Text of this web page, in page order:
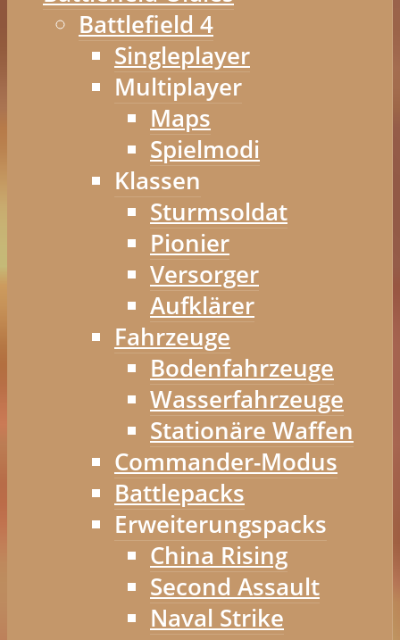
Battlefield 4
Singleplayer
Multiplayer
Maps
Spielmodi
Klassen
Sturmsoldat
Pionier
Versorger
Aufklärer
Fahrzeuge
Bodenfahrzeuge
Wasserfahrzeuge
Stationäre Waffen
Commander-Modus
Battlepacks
Erweiterungspacks
China Rising
Second Assault
Naval Strike